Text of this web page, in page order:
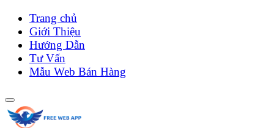
Trang chủ
Giới Thiệu
Hướng Dẫn
Tư Vấn
Mẫu Web Bán Hàng